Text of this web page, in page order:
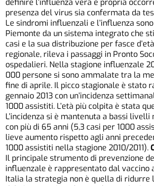
definire l’influenza vera e propria
presenza del virus sia confermata da
Le sindromi influenzali e l’influenza
Piemonte da un sistema integrato che
casi e la sua distribuzione per fasce
regionale, rileva i passaggi in Pronto
ospedalieri. Nella stagione influenzale
000 persone si sono ammalate tra la
fine di aprile. Il picco stagionale è stato
gennaio 2013 con un’incidenza
1000 assistiti. L’età più colpita è stata
L’incidenza si è mantenuta a bassi livelli
con più di 65 anni (5,3 casi per 1000
lieve aumento rispetto agli anni
1000 assistiti nella stagione 2010/2011).
Il principale strumento di prevenzione
influenzale è rappresentato dal vaccino
Italia la strategia non è quella di ridurre